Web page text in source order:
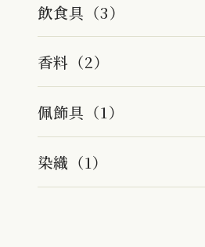
飲食具（3）
香料（2）
佩飾具（1）
染織（1）